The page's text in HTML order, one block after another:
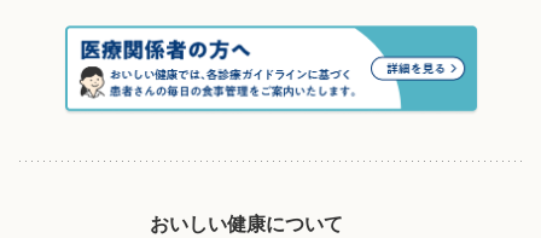
おいしい健康について